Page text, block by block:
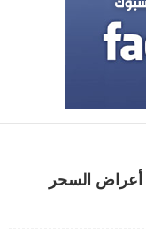
السحر